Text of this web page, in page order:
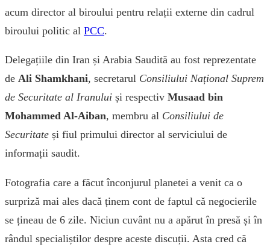
acum director al biroului pentru relații externe din cadrul
biroului politic al PCC.
Delegațiile din Iran și Arabia Saudită au fost reprezentate
de Ali Shamkhani, secretarul Consiliului Național Suprem
de Securitate al Iranului și respectiv Musaad bin
Mohammed Al-Aiban, membru al Consiliului de
Securitate și fiul primului director al serviciului de
informații saudit.
Fotografia care a făcut înconjurul planetei a venit ca o
surpriză mai ales dacă ținem cont de faptul că negocierile
se țineau de 6 zile. Niciun cuvânt nu a apărut în presă și în
rândul specialiștilor despre aceste discuții. Asta cred că